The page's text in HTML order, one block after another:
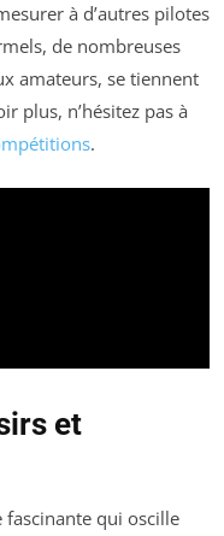
à d’autres pilotes
de nombreuses
amateurs, se tiennent
plus, n’hésitez pas à
.
et
qui oscille